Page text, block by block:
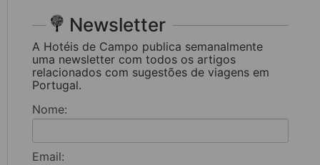
Newsletter
A Hotéis de Campo publica semanalmente
uma newsletter com todos os artigos
relacionados com sugestões de viagens em
Portugal.
Nome:
Email: